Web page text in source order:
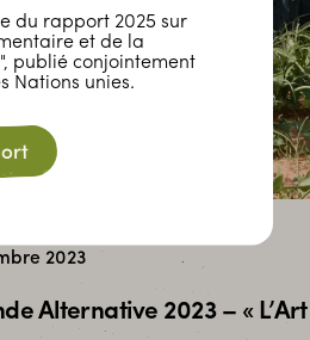
2023
Alternative 2023 – «
du rapport 2025 sur
et de la
publié conjointement
Nations unies.